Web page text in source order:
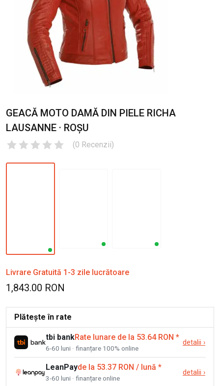
GEACĂ MOTO DAMĂ DIN PIELE RICHA
LAUSANNE · ROȘU
(0 Recenzii)
Livrare Gratuită 1-3 zile lucrătoare
1,843.00 RON
Plătește în rate
tbi bankRate lunare de la 53.64 RON *
6-60 luni · finanțare 100% online
detalii ›
LeanPayde la 53.37 RON / lună *
3-60 luni · finanțare online
detalii ›